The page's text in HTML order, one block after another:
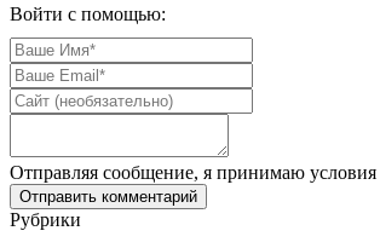
Войти с помощью:
Отправляя сообщение, я принимаю условия
Рубрики